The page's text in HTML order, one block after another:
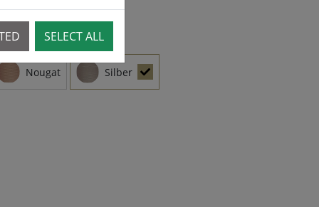
Nougat Silber
SELECT ALL